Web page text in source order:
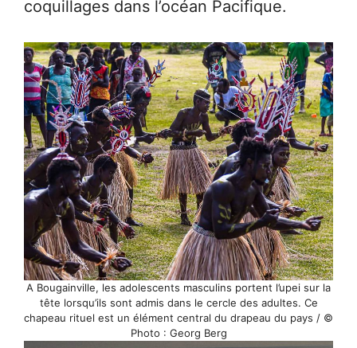
coquillages dans l’océan Pacifique.
A Bougainville, les adolescents masculins portent l’upei sur la
tête lorsqu’ils sont admis dans le cercle des adultes. Ce
chapeau rituel est un élément central du drapeau du pays / ©
Photo : Georg Berg